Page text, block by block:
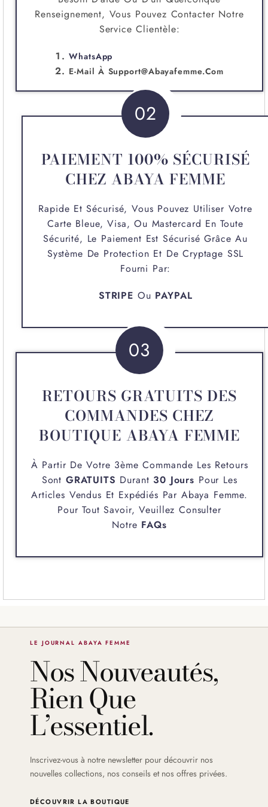
Renseignement, Vous Pouvez Contacter Notre
Service Clientèle:
WhatsApp
E-Mail À Support@abayafemme.com
02
PAIEMENT 100% SÉCURISÉ
CHEZ ABAYA FEMME
Rapide Et Sécurisé, Vous Pouvez Utiliser Votre
Carte Bleue, Visa, Ou Mastercard En Toute
Sécurité, Le Paiement Est Sécurisé Grâce Au
Système De Protection Et De Cryptage SSL
Fourni Par:
STRIPE Ou PAYPAL
03
RETOURS GRATUITS DES
COMMANDES CHEZ
BOUTIQUE ABAYA FEMME
À Partir De Votre 3ème Commande Les Retours
Sont GRATUITS Durant 30 Jours Pour Les
Articles Vendus Et Expédiés Par Abaya Femme.
Pour Tout Savoir, Veuillez Consulter
Notre FAQs
LE JOURNAL ABAYA FEMME
Nos Nouveautés,
Rien Que
L’essentiel.
Inscrivez-vous à notre newsletter pour découvrir nos
nouvelles collections, nos conseils et nos offres privées.
DÉCOUVRIR LA BOUTIQUE